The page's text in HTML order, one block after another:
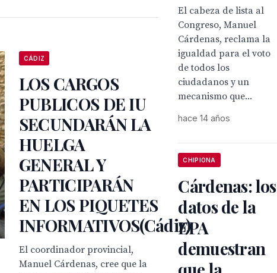
CÁDIZ
LOS CARGOS
PUBLICOS DE IU
SECUNDARÁN LA
HUELGA
GENERAL Y
PARTICIPARÁN
EN LOS PIQUETES
INFORMATIVOS(Cádiz)
El coordinador provincial,
Manuel Cárdenas, cree que la
El cabeza de lista al
Congreso, Manuel
Cárdenas, reclama la
igualdad para el voto
de todos los
ciudadanos y un
mecanismo que...
hace 14 años
CHIPIONA
Cárdenas: los
datos de la
EPA
demuestran